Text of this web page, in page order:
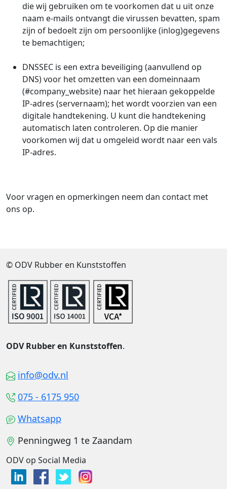
die wij gebruiken om te voorkomen dat u uit onze
naam e-mails ontvangt die virussen bevatten, spam
zijn of bedoelt zijn om persoonlijke (inlog)gegevens
te bemachtigen;
DNSSEC is een extra beveiliging (aanvullend op
DNS) voor het omzetten van een domeinnaam
(#company_website) naar het hieraan gekoppelde
IP-adres (servernaam); het wordt voorzien van een
digitale handtekening. U kunt die handtekening
automatisch laten controleren. Op die manier
voorkomen wij dat u omgeleid wordt naar een vals
IP-adres.
Voor vragen en opmerkingen neem dan contact met
ons op.
© ODV Rubber en Kunststoffen
ODV Rubber en Kunststoffen.
info@odv.nl
075 - 6175 950
Whatsapp
Penningweg 1 te Zaandam
ODV op Social Media